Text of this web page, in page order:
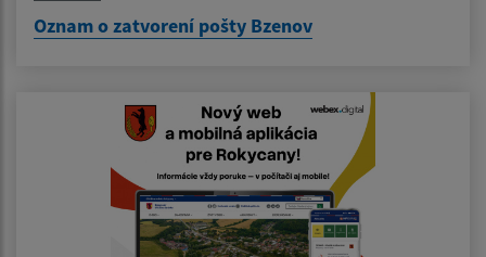
Oznam o zatvorení pošty Bzenov